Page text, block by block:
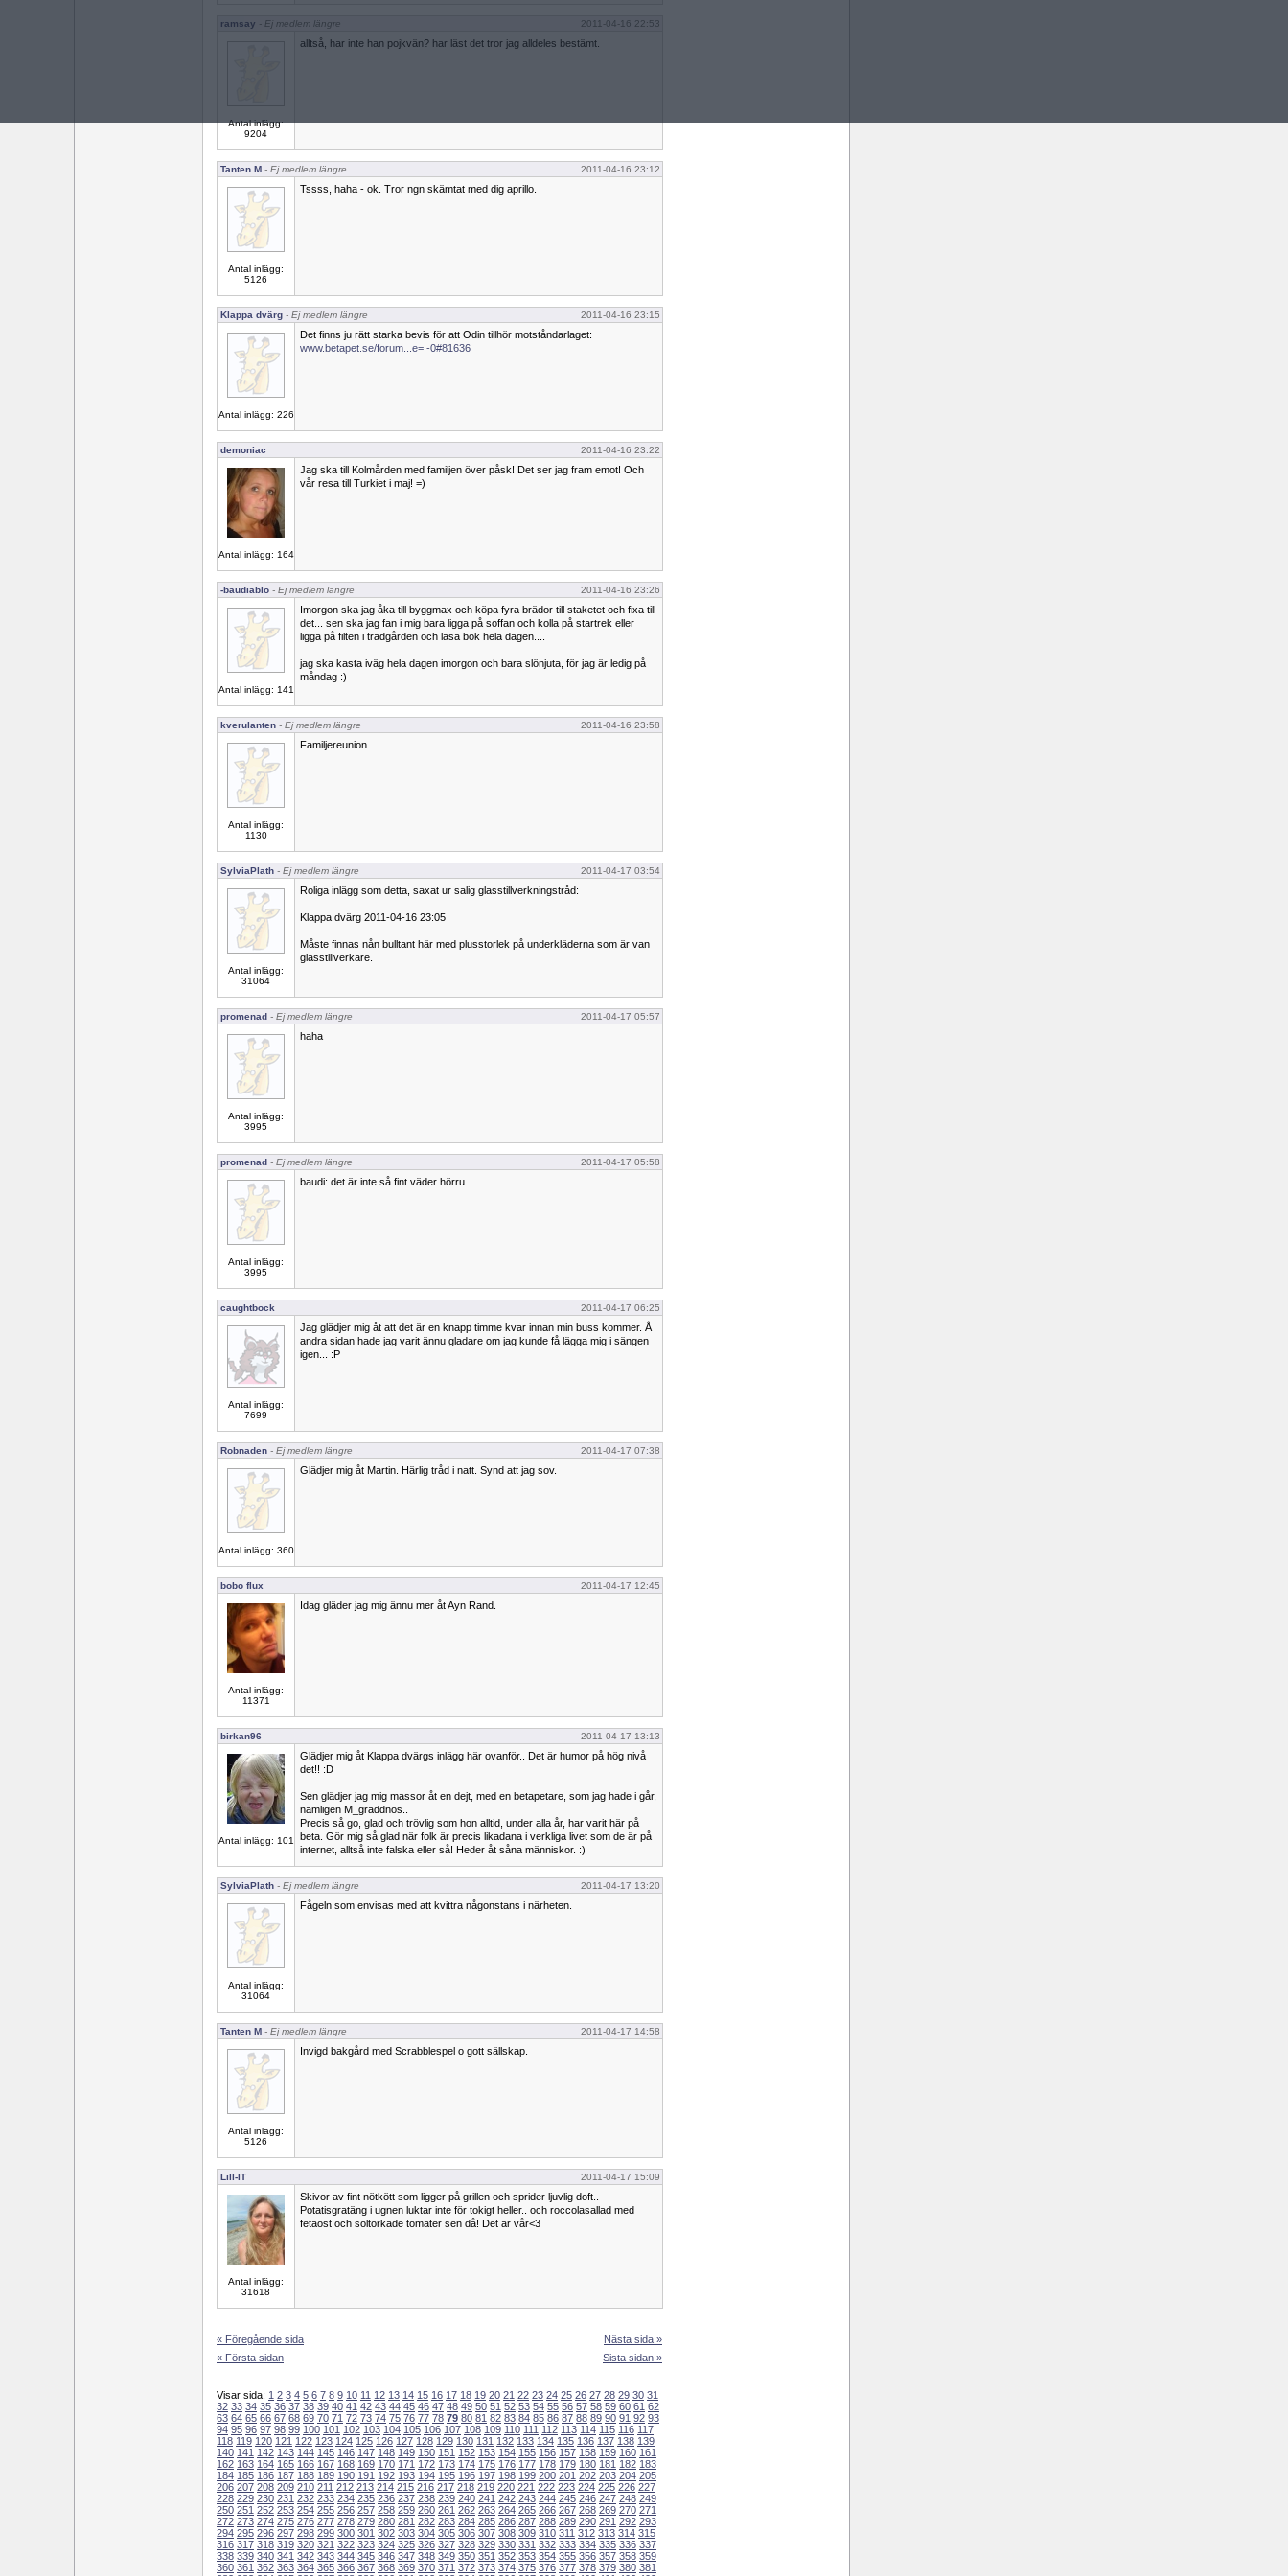
ramsay - Ej medlem längre 2011-04-16 22:53
Antal inlägg:
9204
alltså, har inte han pojkvän? har läst det tror jag alldeles bestämt.
Tanten M - Ej medlem längre 2011-04-16 23:12
Antal inlägg:
5126
Tssss, haha - ok. Tror ngn skämtat med dig aprillo.
Klappa dvärg - Ej medlem längre 2011-04-16 23:15
Antal inlägg: 226
Det finns ju rätt starka bevis för att Odin tillhör motståndarlaget:
www.betapet.se/forum...e= -0#81636
demoniac 2011-04-16 23:22
Antal inlägg: 164
Jag ska till Kolmården med familjen över påsk! Det ser jag fram emot! Och
vår resa till Turkiet i maj! =)
-baudiablo - Ej medlem längre 2011-04-16 23:26
Antal inlägg: 141
Imorgon ska jag åka till byggmax och köpa fyra brädor till staketet och fixa till
det... sen ska jag fan i mig bara ligga på soffan och kolla på startrek eller
ligga på filten i trädgården och läsa bok hela dagen....
jag ska kasta iväg hela dagen imorgon och bara slönjuta, för jag är ledig på
måndag :)
kverulanten - Ej medlem längre 2011-04-16 23:58
Antal inlägg:
1130
Familjereunion.
SylviaPlath - Ej medlem längre 2011-04-17 03:54
Antal inlägg:
31064
Roliga inlägg som detta, saxat ur salig glasstillverkningstråd:
Klappa dvärg 2011-04-16 23:05
Måste finnas nån bulltant här med plusstorlek på underkläderna som är van
glasstillverkare.
promenad - Ej medlem längre 2011-04-17 05:57
Antal inlägg:
3995
haha
promenad - Ej medlem längre 2011-04-17 05:58
Antal inlägg:
3995
baudi: det är inte så fint väder hörru
caughtbock 2011-04-17 06:25
Antal inlägg:
7699
Jag glädjer mig åt att det är en knapp timme kvar innan min buss kommer. Å
andra sidan hade jag varit ännu gladare om jag kunde få lägga mig i sängen
igen... :P
Robnaden - Ej medlem längre 2011-04-17 07:38
Antal inlägg: 360
Glädjer mig åt Martin. Härlig tråd i natt. Synd att jag sov.
bobo flux 2011-04-17 12:45
Antal inlägg:
11371
Idag gläder jag mig ännu mer åt Ayn Rand.
birkan96 2011-04-17 13:13
Antal inlägg: 101
Glädjer mig åt Klappa dvärgs inlägg här ovanför.. Det är humor på hög nivå
det!! :D
Sen glädjer jag mig massor åt en dejt, med en betapetare, som jag hade i går,
nämligen M_gräddnos..
Precis så go, glad och trövlig som hon alltid, under alla år, har varit här på
beta. Gör mig så glad när folk är precis likadana i verkliga livet som de är på
internet, alltså inte falska eller så! Heder åt såna människor. :)
SylviaPlath - Ej medlem längre 2011-04-17 13:20
Antal inlägg:
31064
Fågeln som envisas med att kvittra någonstans i närheten.
Tanten M - Ej medlem längre 2011-04-17 14:58
Antal inlägg:
5126
Invigd bakgård med Scrabblespel o gott sällskap.
Lill-IT 2011-04-17 15:09
Antal inlägg:
31618
Skivor av fint nötkött som ligger på grillen och sprider ljuvlig doft..
Potatisgratäng i ugnen luktar inte för tokigt heller.. och roccolasallad med
fetaost och soltorkade tomater sen då! Det är vår<3
« Föregående sida
« Första sidan
Nästa sida »
Sista sidan »
Visar sida: 1 2 3 4 5 6 7 8 9 10 11 12 13 14 15 16 17 18 19 20 21 22 23 24 25 26 27 28 29 30 31
32 33 34 35 36 37 38 39 40 41 42 43 44 45 46 47 48 49 50 51 52 53 54 55 56 57 58 59 60 61 62
63 64 65 66 67 68 69 70 71 72 73 74 75 76 77 78 79 80 81 82 83 84 85 86 87 88 89 90 91 92 93
94 95 96 97 98 99 100 101 102 103 104 105 106 107 108 109 110 111 112 113 114 115 116 117
118 119 120 121 122 123 124 125 126 127 128 129 130 131 132 133 134 135 136 137 138 139
140 141 142 143 144 145 146 147 148 149 150 151 152 153 154 155 156 157 158 159 160 161
162 163 164 165 166 167 168 169 170 171 172 173 174 175 176 177 178 179 180 181 182 183
184 185 186 187 188 189 190 191 192 193 194 195 196 197 198 199 200 201 202 203 204 205
206 207 208 209 210 211 212 213 214 215 216 217 218 219 220 221 222 223 224 225 226 227
228 229 230 231 232 233 234 235 236 237 238 239 240 241 242 243 244 245 246 247 248 249
250 251 252 253 254 255 256 257 258 259 260 261 262 263 264 265 266 267 268 269 270 271
272 273 274 275 276 277 278 279 280 281 282 283 284 285 286 287 288 289 290 291 292 293
294 295 296 297 298 299 300 301 302 303 304 305 306 307 308 309 310 311 312 313 314 315
316 317 318 319 320 321 322 323 324 325 326 327 328 329 330 331 332 333 334 335 336 337
338 339 340 341 342 343 344 345 346 347 348 349 350 351 352 353 354 355 356 357 358 359
360 361 362 363 364 365 366 367 368 369 370 371 372 373 374 375 376 377 378 379 380 381